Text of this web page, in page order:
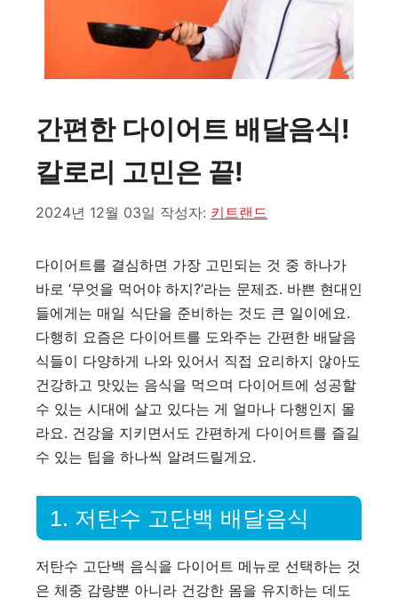
간편한 다이어트 배달음식!
칼로리 고민은 끝!
2024년 12월 03일 작성자: 키트랜드
다이어트를 결심하면 가장 고민되는 것 중 하나가
바로 ‘무엇을 먹어야 하지?’라는 문제죠. 바쁜 현대인
들에게는 매일 식단을 준비하는 것도 큰 일이에요.
다행히 요즘은 다이어트를 도와주는 간편한 배달음
식들이 다양하게 나와 있어서 직접 요리하지 않아도
건강하고 맛있는 음식을 먹으며 다이어트에 성공할
수 있는 시대에 살고 있다는 게 얼마나 다행인지 몰
라요. 건강을 지키면서도 간편하게 다이어트를 즐길
수 있는 팁을 하나씩 알려드릴게요.
1. 저탄수 고단백 배달음식
저탄수 고단백 음식을 다이어트 메뉴로 선택하는 것
은 체중 감량뿐 아니라 건강한 몸을 유지하는 데도